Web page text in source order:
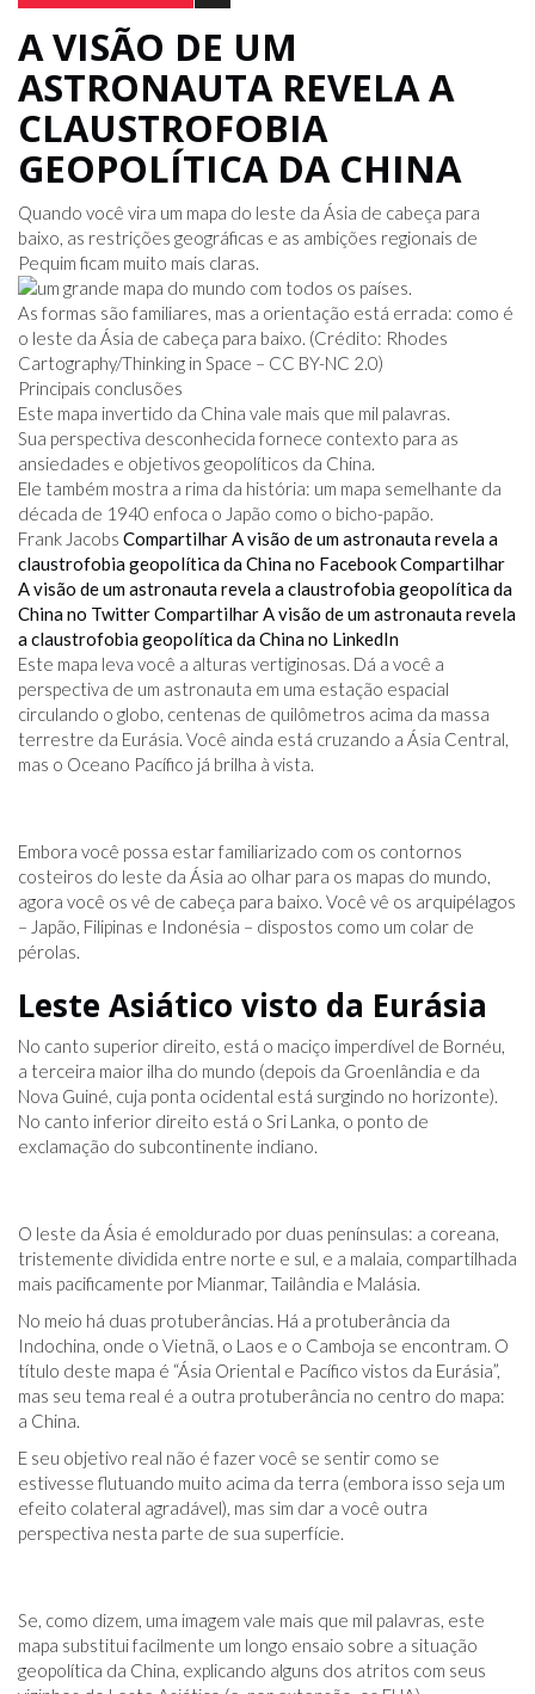
A VISÃO DE UM
ASTRONAUTA REVELA A
CLAUSTROFOBIA
GEOPOLÍTICA DA CHINA
Quando você vira um mapa do leste da Ásia de cabeça para
baixo, as restrições geográficas e as ambições regionais de
Pequim ficam muito mais claras.
As formas são familiares, mas a orientação está errada: como é
o leste da Ásia de cabeça para baixo. (Crédito: Rhodes
Cartography/Thinking in Space – CC BY-NC 2.0)
Principais conclusões
Este mapa invertido da China vale mais que mil palavras.
Sua perspectiva desconhecida fornece contexto para as
ansiedades e objetivos geopolíticos da China.
Ele também mostra a rima da história: um mapa semelhante da
década de 1940 enfoca o Japão como o bicho-papão.
Frank Jacobs Compartilhar A visão de um astronauta revela a
claustrofobia geopolítica da China no FacebookCompartilhar
A visão de um astronauta revela a claustrofobia geopolítica da
China no TwitterCompartilhar A visão de um astronauta revela
a claustrofobia geopolítica da China no LinkedIn
Este mapa leva você a alturas vertiginosas. Dá a você a
perspectiva de um astronauta em uma estação espacial
circulando o globo, centenas de quilômetros acima da massa
terrestre da Eurásia. Você ainda está cruzando a Ásia Central,
mas o Oceano Pacífico já brilha à vista.
Embora você possa estar familiarizado com os contornos
costeiros do leste da Ásia ao olhar para os mapas do mundo,
agora você os vê de cabeça para baixo. Você vê os arquipélagos
– Japão, Filipinas e Indonésia – dispostos como um colar de
pérolas.
Leste Asiático visto da Eurásia
No canto superior direito, está o maciço imperdível de Bornéu,
a terceira maior ilha do mundo (depois da Groenlândia e da
Nova Guiné, cuja ponta ocidental está surgindo no horizonte).
No canto inferior direito está o Sri Lanka, o ponto de
exclamação do subcontinente indiano.
O leste da Ásia é emoldurado por duas penínsulas: a coreana,
tristemente dividida entre norte e sul, e a malaia, compartilhada
mais pacificamente por Mianmar, Tailândia e Malásia.
No meio há duas protuberâncias. Há a protuberância da
Indochina, onde o Vietnã, o Laos e o Camboja se encontram. O
título deste mapa é “Ásia Oriental e Pacífico vistos da Eurásia”,
mas seu tema real é a outra protuberância no centro do mapa:
a China.
E seu objetivo real não é fazer você se sentir como se
estivesse flutuando muito acima da terra (embora isso seja um
efeito colateral agradável), mas sim dar a você outra
perspectiva nesta parte de sua superfície.
Se, como dizem, uma imagem vale mais que mil palavras, este
mapa substitui facilmente um longo ensaio sobre a situação
geopolítica da China, explicando alguns dos atritos com seus